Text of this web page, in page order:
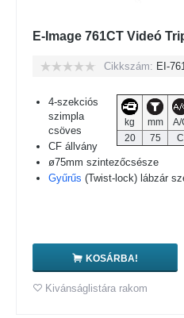
E-Image 761CT Videó
Cikkszám: EI-
kg mm A/
20
75 C
4-szekciós
szimpla
csöves
CF állvány
ø75mm szintezőcsésze
Gyűrűs (Twist-lock) lábzár
KOSÁRBA!
Kivánságlistára rakom